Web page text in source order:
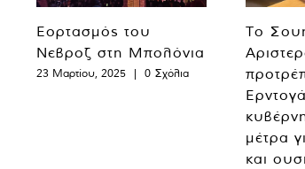
Εορτασμός του
Νεβροζ στη Μπολόνια
23 Μαρτίου, 2025 | 0 Σχόλια
Το
μέτρα
και